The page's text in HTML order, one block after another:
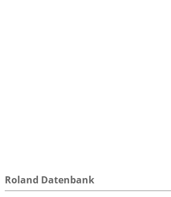
Roland Datenbank